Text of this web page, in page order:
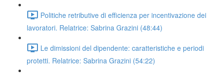
Politiche retributive di efficienza per incentivazione dei
lavoratori. Relatrice: Sabrina Grazini (48:44)
Le dimissioni del dipendente: caratteristiche e periodi
protetti. Relatrice: Sabrina Grazini (54:22)